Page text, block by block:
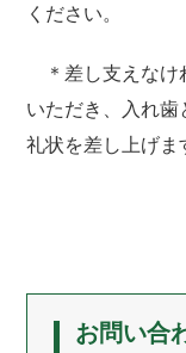
ください。
＊差し支えなけ
いただき、入れ
礼状を差し上げま
お問い合